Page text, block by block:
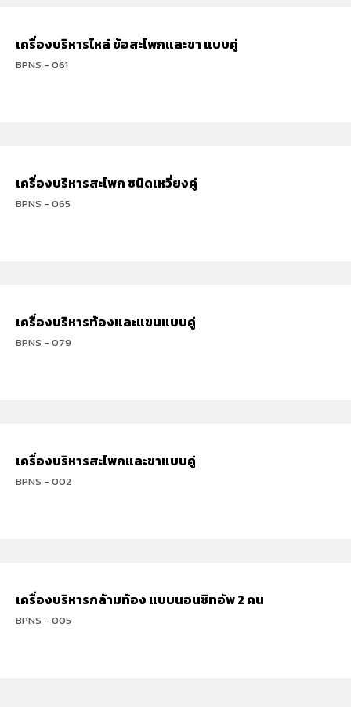
เครื่องบริหารไหล่ ข้อสะโพกและขา แบบคู่
BPNS - 061
เครื่องบริหารสะโพก ชนิดเหวี่ยงคู่
BPNS - 065
เครื่องบริหารท้องและแขนแบบคู่
BPNS - 079
เครื่องบริหารสะโพกและขาแบบคู่
BPNS - 002
เครื่องบริหารกล้ามท้อง แบบนอนซิทอัพ 2 คน
BPNS - 005